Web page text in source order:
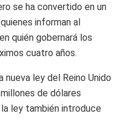
se ha convertido en un
informan al
quién gobernará los
cuatro años.
ley del Reino Unido
de dólares
ley también introduce